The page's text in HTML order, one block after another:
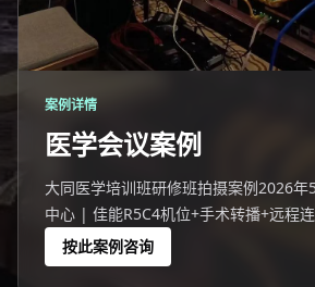
案例详情
医学会议案例
大同医学培训班研修班拍摄案例2026
中心 | 佳能R5C4机位+手术转播+远程
会议是直播门槛最高的品类。手术室8K
光纤直连导播台，不压缩零损失，传输
按此案例咨询